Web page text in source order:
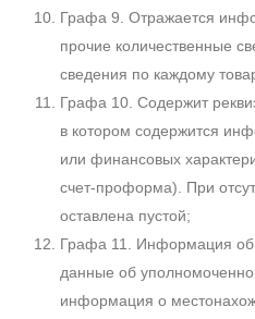
Графа 9. Отражается
прочие количественные
сведения по каждому
Графа 10. Содержит
в котором содержится
или финансовых
счет-проформа). При
оставлена пустой;
Графа 11. Информация об
данные об
информация о